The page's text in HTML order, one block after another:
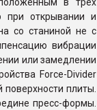
в трех
при открывании и
со станиной не с
вибрации
или замедлении
Force-Divider
поверхности плиты.
пресс-формы.